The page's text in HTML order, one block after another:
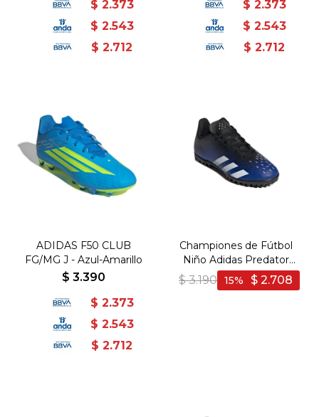
$ 2.373
$ 2.543
$ 2.712
$ 2.373
$ 2.543
$ 2.712
ADIDAS F50 CLUB
FG/MG J - Azul-Amarillo
$ 3.390
$ 2.373
$ 2.543
$ 2.712
Championes de Fútbol
Niño Adidas Predator
Freak .4 - Marino-Negro
$ 3.190 $ 2.708
15